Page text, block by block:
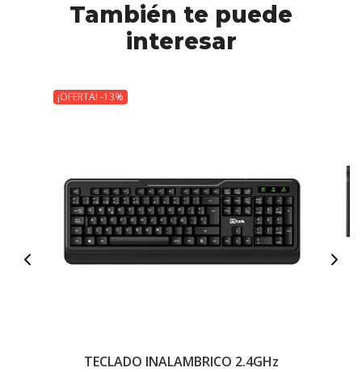
También te puede
interesar
¡OFERTA! -13%
TECLADO INALAMBRICO 2.4GHz